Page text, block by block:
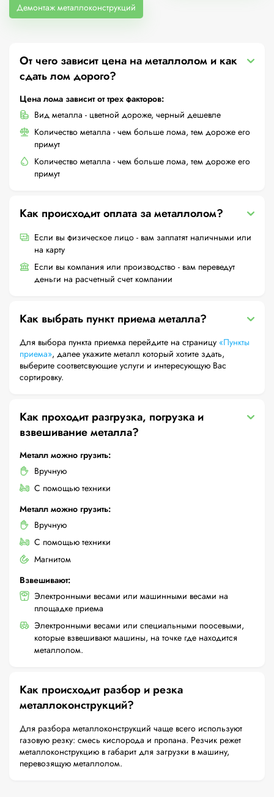
Демонтаж металлоконструкций
От чего зависит цена на металлолом и как
сдать лом дорого?
Цена лома зависит от трех факторов:
Вид металла - цветной дороже, черный дешевле
Количество металла - чем больше лома, тем дороже его
примут
Количество металла - чем больше лома, тем дороже его
примут
Как происходит оплата за металлолом?
Если вы физическое лицо - вам заплатят наличными или
на карту
Если вы компания или производство - вам переведут
деньги на расчетный счет компании
Как выбрать пункт приема металла?
Для выбора пункта приемка перейдите на страницу «Пункты
приема», далее укажите металл который хотите здать,
выберите соответсвующие услуги и интересующую Вас
сортировку.
Как проходит разгрузка, погрузка и
взвешивание металла?
Металл можно грузить:
Вручную
С помощью техники
Металл можно грузить:
Вручную
С помощью техники
Магнитом
Взвешивают:
Электронными весами или машинными весами на
площадке приема
Электронными весами или специальными поосевыми,
которые взвешивают машины, на точке где находится
металлолом.
Как происходит разбор и резка
металлоконструкций?
Для разбора металлоконструкций чаще всего используют
газовую резку: смесь кислорода и пропана. Резчик режет
металлоконструкцию в габарит для загрузки в машину,
перевозящую металлолом.